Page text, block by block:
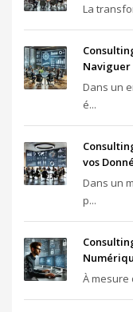
La
Naviguer
Dans un
é...
vos
Dans un
p...
À mesure